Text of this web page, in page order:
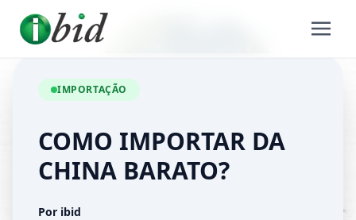
IMPORTAÇÃO
COMO IMPORTAR DA
CHINA BARATO?
Por ibid